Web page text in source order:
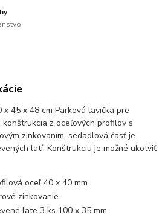
x 45 x 48 cmParková lavička pre
z oceľových profilov s
zinkovaním, sedadlová časť je
latí. Konštrukciu je možné ukotviť
oceľ 40 x 40 mm
zinkovanie
late 3 ks 100 x 35 mm